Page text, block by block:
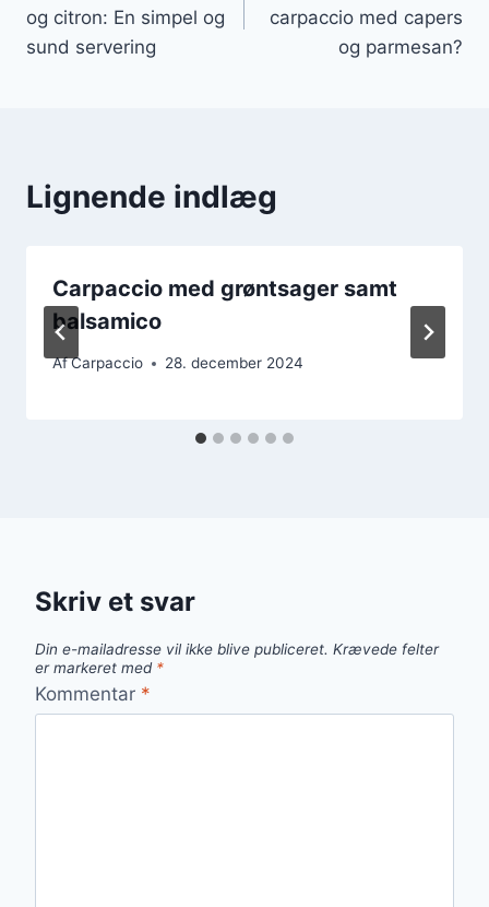
og citron: En simpel og
sund servering
carpaccio med capers
og parmesan?
Lignende indlæg
Carpaccio med grøntsager samt
balsamico
AfCarpaccio 28. december 2024
Skriv et svar
Din e-mailadresse vil ikke blive publiceret. Krævede felter
er markeret med *
Kommentar *